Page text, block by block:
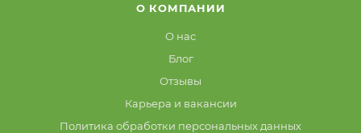
О КОМПАНИИ
О нас
Блог
Отзывы
Карьера и вакансии
Политика обработки персональных данных